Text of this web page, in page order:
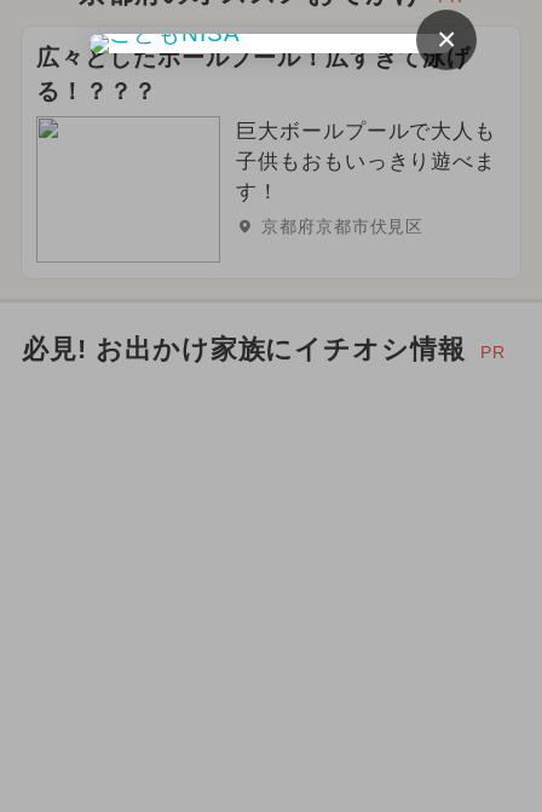
広々としたボールプール！広すぎて泳げ
る！？？？
巨大ボールプールで大人も
子供もおもいっきり遊べま
す！
京都府京都市伏見区
必見! お出かけ家族にイチオシ情報 PR
×